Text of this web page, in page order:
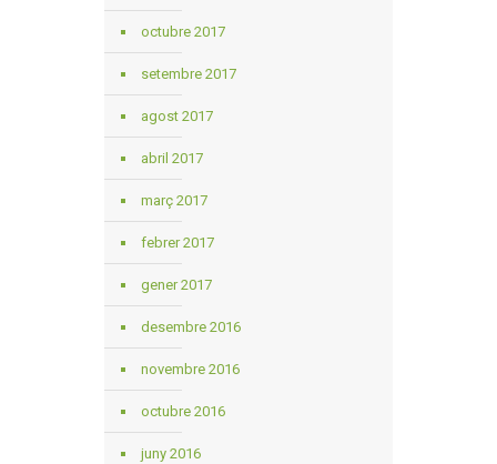
octubre 2017
setembre 2017
agost 2017
abril 2017
març 2017
febrer 2017
gener 2017
desembre 2016
novembre 2016
octubre 2016
juny 2016